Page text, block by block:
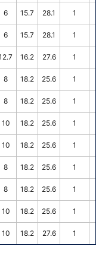
6 15.7 28.1
1
6 15.7 28.1
1
16.2 27.6
1
8 18.2 25.6
1
8 18.2 25.6
1
10 18.2 25.6
1
10 18.2 25.6
1
8 18.2 25.6
1
8 18.2 25.6
1
10 18.2 25.6
1
10 18.2 27.6 1